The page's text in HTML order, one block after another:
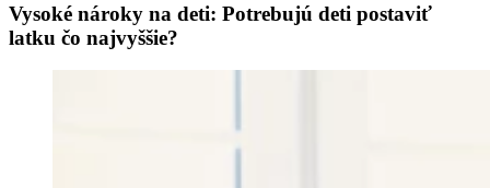
Vysoké nároky na deti: Potrebujú deti postaviť
latku čo najvyššie?